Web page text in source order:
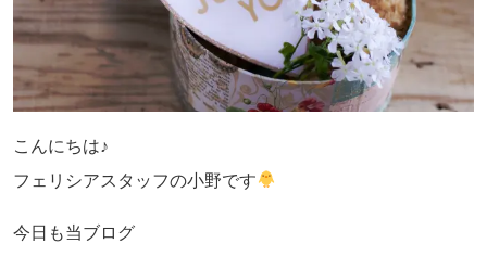
こんにちは♪
フェリシアスタッフの小野です
今日も当ブログ